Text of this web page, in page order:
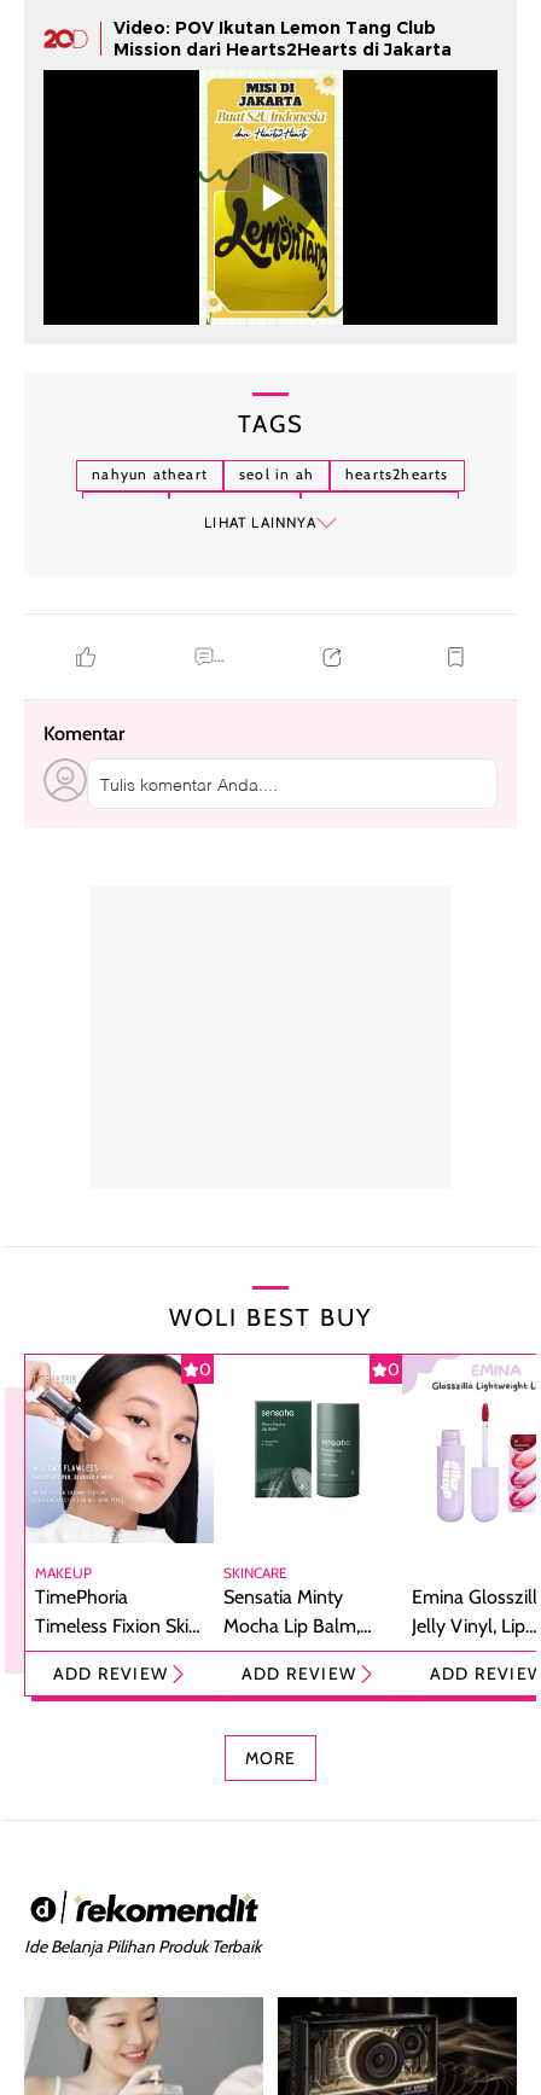
Video: POV Ikutan Lemon Tang Club
Mission dari Hearts2Hearts di Jakarta
TAGS
nahyun atheart seol in ah
hearts2hearts
LIHAT LAINNYA
...
Komentar
Tulis komentar Anda....
WOLI BEST BUY
0
MAKEUP
TimePhoria
Timeless Fixion Skin
Tint Stick,
Foundation dan
ADD REVIEW
0
SKINCARE
Sensatia Minty
Mocha Lip Balm,
Pelembap Bibir
dengan Aroma
ADD REVIEW
Emina
Jelly Vinyl, Lip
Cream Glossy
Ringan
ADD
MORE
Ide Belanja Pilihan Produk Terbaik